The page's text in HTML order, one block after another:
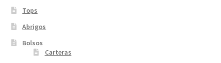
Tops
Abrigos
Bolsos
Carteras